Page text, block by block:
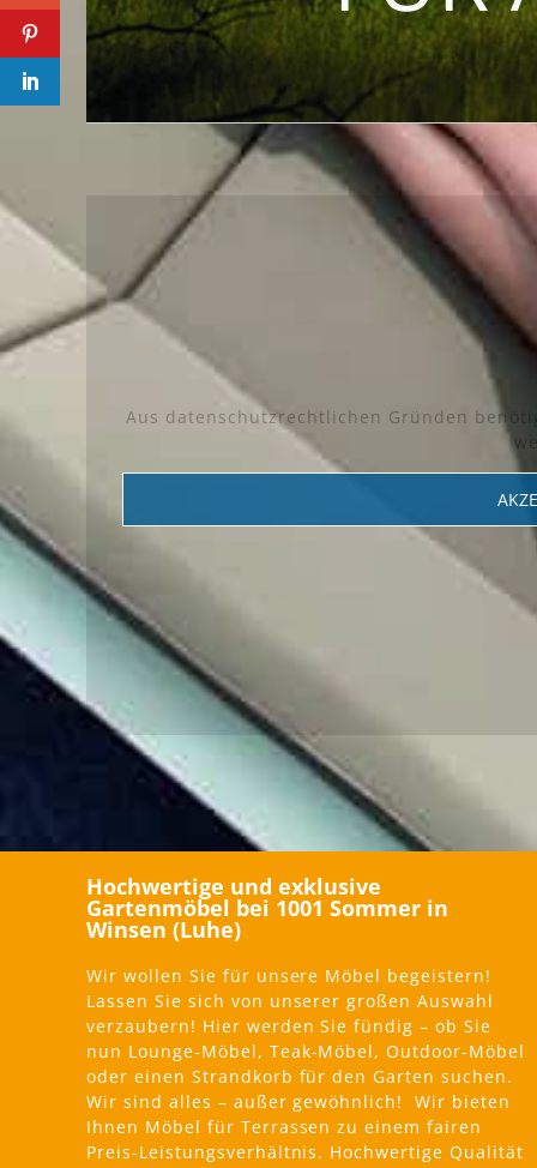
Aus datenschutzrechtlichen Gründen
Hochwertige und exklusive
Gartenmöbel bei 1001 Sommer in
Winsen (Luhe)
Wir wollen Sie für unsere Möbel begeistern!
Lassen Sie sich von unserer großen Auswahl
verzaubern! Hier werden Sie fündig – ob Sie
nun Lounge-Möbel, Teak-Möbel, Outdoor-Möbel
oder einen Strandkorb für den Garten suchen.
Wir sind alles – außer gewöhnlich! Wir bieten
Ihnen Möbel für Terrassen zu einem fairen
Preis-Leistungsverhältnis. Hochwertige Qualität